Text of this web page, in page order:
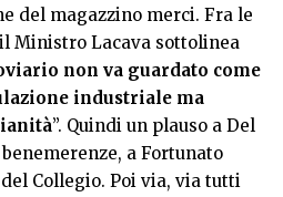
del magazzino merci. Fra le
Ministro Lacava sottolinea
non va guardato come
industriale ma
”. Quindi un plauso a Del
a Fortunato
Collegio. Poi via, via tutti